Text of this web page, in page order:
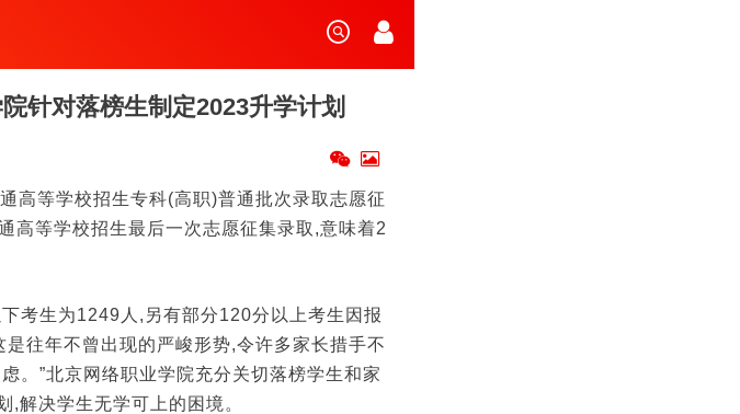
针对落榜生制定2023升学计划
高等学校招生专科(高职)普通批次录取志愿征
高等学校招生最后一次志愿征集录取,意味着2
考生为1249人,另有部分120分以上考生因报
往年不曾出现的严峻形势,令许多家长措手不
。”北京网络职业学院充分关切落榜学生和家
解决学生无学可上的困境。